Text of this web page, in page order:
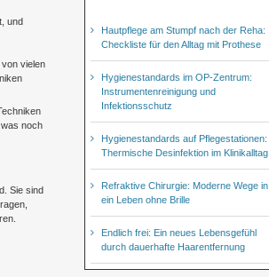
und
vielen
noch
Sie sind
Hautpflege am Stumpf nach der Reha:
Checkliste für den Alltag mit Prothese
Hygienestandards im OP-Zentrum:
Instrumentenreinigung und
Infektionsschutz
Hygienestandards auf Pflegestationen:
Thermische Desinfektion im Klinikalltag
Refraktive Chirurgie: Moderne Wege in
ein Leben ohne Brille
Endlich frei: Ein neues Lebensgefühl
durch dauerhafte Haarentfernung